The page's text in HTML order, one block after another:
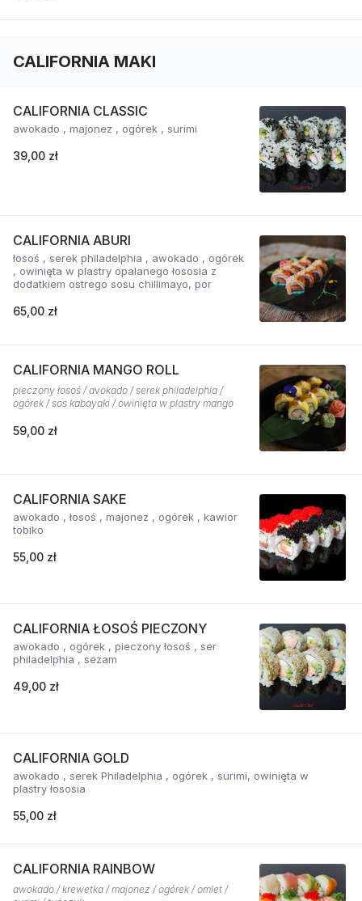
CALIFORNIA MAKI
CALIFORNIA CLASSIC
awokado , majonez , ogórek , surimi
39,00 zł
CALIFORNIA ABURI
łosoś , serek philadelphia , awokado , ogórek
, owinięta w plastry opalanego łososia z
dodatkiem ostrego sosu chillimayo, por
65,00 zł
CALIFORNIA MANGO ROLL
pieczony łosoś / avokado / serek philadelphia /
ogórek / sos kabayaki / owinięta w plastry mango
59,00 zł
CALIFORNIA SAKE
awokado , łosoś , majonez , ogórek , kawior
tobiko
55,00 zł
CALIFORNIA ŁOSOŚ PIECZONY
awokado , ogórek , pieczony łosoś , ser
philadelphia , sezam
49,00 zł
CALIFORNIA GOLD
awokado , serek Philadelphia , ogórek , surimi, owinięta w
plastry łososia
55,00 zł
CALIFORNIA RAINBOW
awokado / krewetka / majonez / ogórek / omlet /